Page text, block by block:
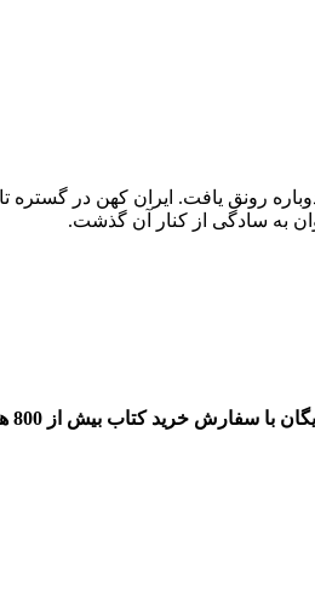
رونق یافت. ایران کهن در گستره
به سادگی از کنار آن گذشت.
با سفارش خرید کتاب بیش از 800 هزار تومان